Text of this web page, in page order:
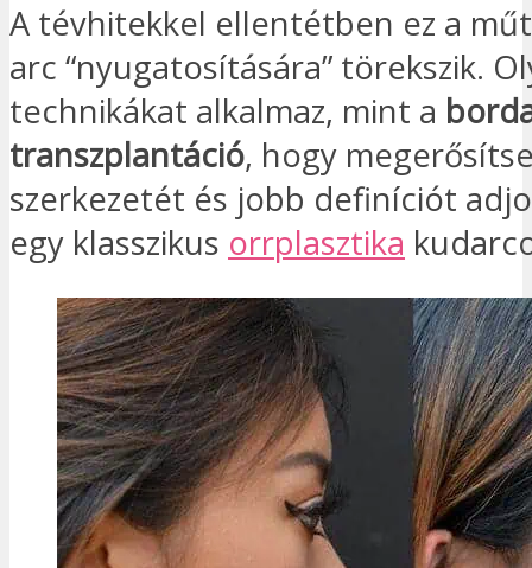
A tévhitekkel ellentétben ez a
arc “nyugatosítására” törekszik.
technikákat alkalmaz, mint a
transzplantáció, hogy
szerkezetét és jobb definíciót
egy klasszikus orrplasztika